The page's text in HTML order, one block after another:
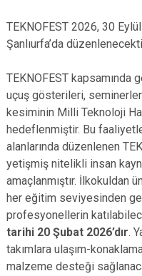
TEKNOFEST 2026, 30
Şanlıurfa’da
TEKNOFEST kapsamında
uçuş gösterileri,
kesiminin Milli Teknoloji
hedeflenmiştir. Bu
alanlarında düzenlenen
yetişmiş nitelikli insan
amaçlanmıştır. İlkokuldan
her eğitim seviyesinden
profesyonellerin
tarihi 20 Şubat 2026’dır.
takımlara ulaşım-
malzeme desteği